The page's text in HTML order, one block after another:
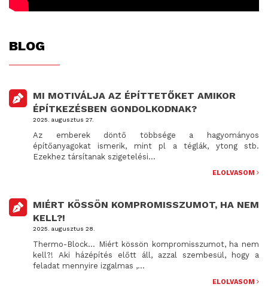
BLOG
MI MOTIVÁLJA AZ ÉPÍTTETŐKET AMIKOR
ÉPÍTKEZÉSBEN GONDOLKODNAK?
2025. augusztus 27.
Az emberek döntő többsége a hagyományos
építőanyagokat ismerik, mint pl a téglák, ytong stb.
Ezekhez társítanak szigetelési...
ELOLVASOM
MIÉRT KÖSSÖN KOMPROMISSZUMOT, HA NEM
KELL?!
2025. augusztus 28.
Thermo-Block… Miért kössön kompromisszumot, ha nem
kell?! Aki házépítés előtt áll, azzal szembesül, hogy a
feladat mennyire izgalmas ,...
ELOLVASOM